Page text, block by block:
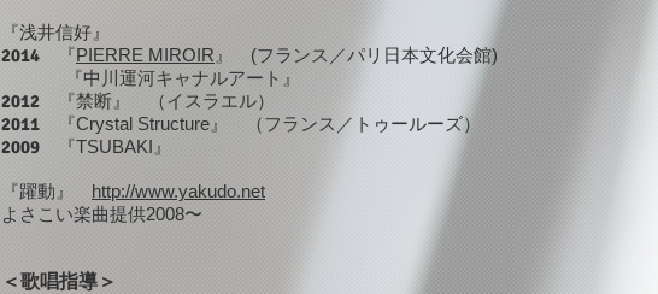
『浅井信好』
2014 『PIERRE MIROIR 』 (フランス／パリ日本文化会館)
『中川運河キャナルアート』
2012 『禁断』 （イスラエル）
2011 『Crystal Structure』 （フランス／トゥールーズ）
2009 『TSUBAKI』
『躍動』 http://www.yakudo.net
よさこい楽曲提供2008〜
＜歌唱指導＞